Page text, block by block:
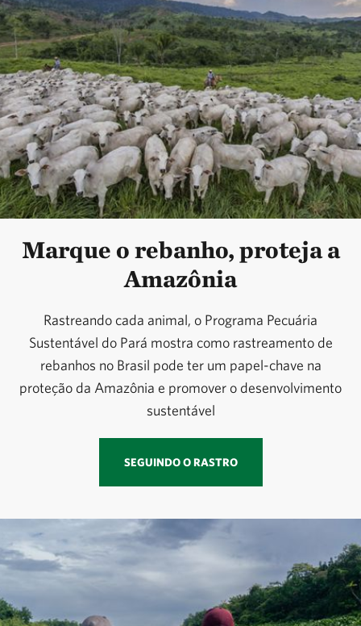
Marque o rebanho, proteja a
Amazônia
Rastreando cada animal, o Programa Pecuária
Sustentável do Pará mostra como rastreamento de
rebanhos no Brasil pode ter um papel-chave na
proteção da Amazônia e promover o desenvolvimento
sustentável
SEGUINDO O RASTRO